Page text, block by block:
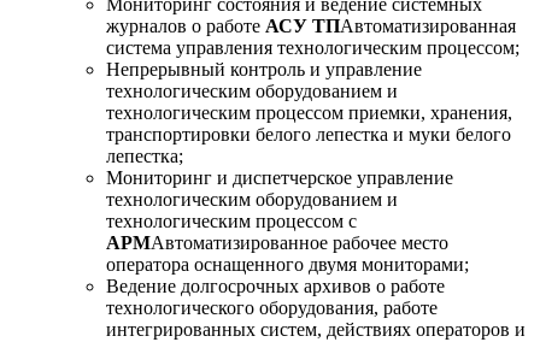
журналов о работе АСУ ТПАвтоматизированная
система управления технологическим процессом;
Непрерывный контроль и управление
технологическим оборудованием и
технологическим процессом приемки, хранения,
транспортировки белого лепестка и муки белого
лепестка;
Мониторинг и диспетчерское управление
технологическим оборудованием и
технологическим процессом с
АРМАвтоматизированное рабочее место
оператора оснащенного двумя мониторами;
Ведение долгосрочных архивов о работе
технологического оборудования, работе
интегрированных систем, действиях операторов и